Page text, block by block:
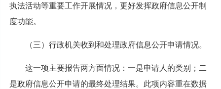
执法活动等重要工作开展情况，更好发挥政府信息公开制
度功能。
（三）行政机关收到和处理政府信息公开申请情况。
这一项主要报告两方面情况：一是申请人的类别；二
是政府信息公开申请的最终处理结果。此项内容重在数据